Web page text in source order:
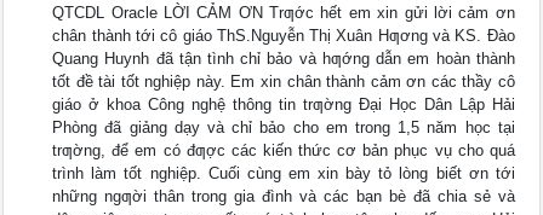
QTCDL Oracle LỜI CẢM ƠN Trƣớc hết em xin gửi lời cảm ơn
chân thành tới cô giáo ThS.Nguyễn Thị Xuân Hƣơng và KS. Đào
Quang Huynh đã tận tình chỉ bảo và hƣớng dẫn em hoàn thành
tốt đề tài tốt nghiệp này. Em xin chân thành cảm ơn các thầy cô
giáo ở khoa Công nghệ thông tin trƣờng Đại Học Dân Lập Hải
Phòng đã giảng dạy và chỉ bảo cho em trong 1,5 năm học tại
trƣờng, để em có đƣợc các kiến thức cơ bản phục vụ cho quá
trình làm tốt nghiệp. Cuối cùng em xin bày tỏ lòng biết ơn tới
những ngƣời thân trong gia đình và các bạn bè đã chia sẻ và